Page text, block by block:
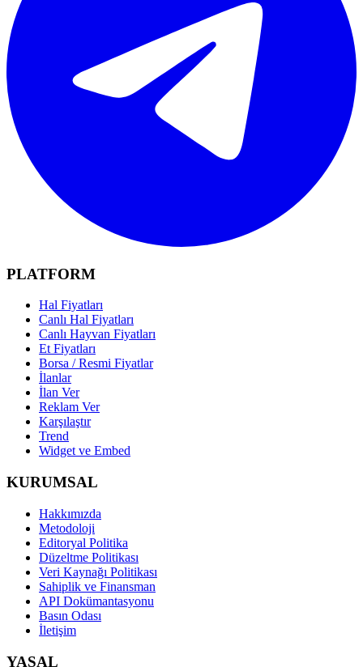
PLATFORM
Hal Fiyatları
Canlı Hal Fiyatları
Canlı Hayvan Fiyatları
Et Fiyatları
Borsa / Resmi Fiyatlar
İlanlar
İlan Ver
Reklam Ver
Karşılaştır
Trend
Widget ve Embed
KURUMSAL
Hakkımızda
Metodoloji
Editoryal Politika
Düzeltme Politikası
Veri Kaynağı Politikası
Sahiplik ve Finansman
API Dokümantasyonu
Basın Odası
İletişim
YASAL